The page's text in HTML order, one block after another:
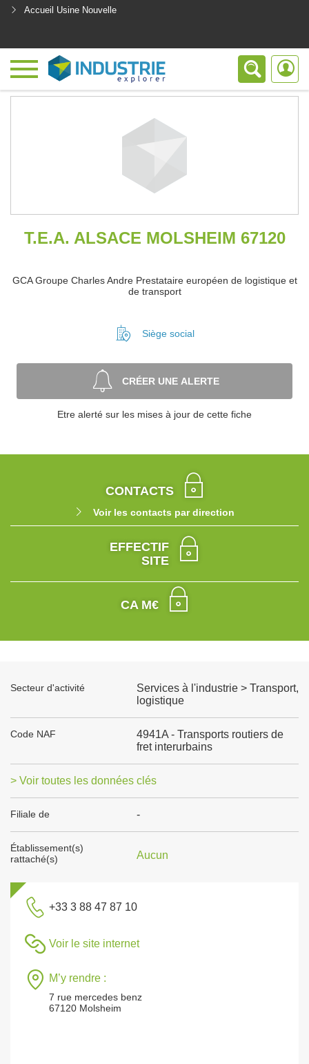
Accueil Usine Nouvelle
T.E.A. ALSACE MOLSHEIM 67120
GCA Groupe Charles Andre Prestataire européen de logistique et
de transport
Siège social
CRÉER UNE ALERTE
Etre alerté sur les mises à jour de cette fiche
CONTACTS
Voir les contacts par direction
EFFECTIF
SITE
CA M€
Secteur d'activité
Services à l'industrie > Transport,
logistique
Code NAF
4941A - Transports routiers de
fret interurbains
> Voir toutes les données clés
Filiale de -
Établissement(s)
rattaché(s)
Aucun
+33 3 88 47 87 10
Voir le site internet
M’y rendre :
7 rue mercedes benz
67120 Molsheim